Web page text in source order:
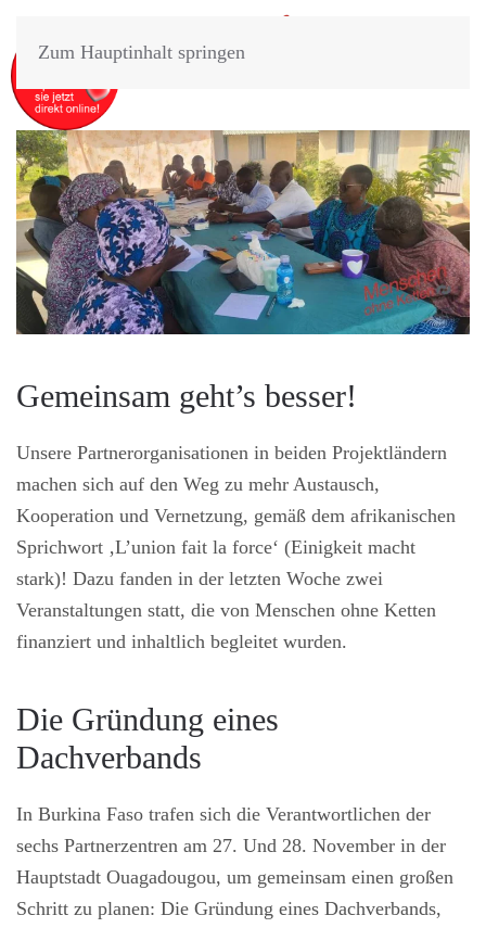
Zum Hauptinhalt springen
Gemeinsam geht’s besser!
Unsere Partnerorganisationen in beiden Projektländern
machen sich auf den Weg zu mehr Austausch,
Kooperation und Vernetzung, gemäß dem afrikanischen
Sprichwort ‚L’union fait la force‘ (Einigkeit macht
stark)! Dazu fanden in der letzten Woche zwei
Veranstaltungen statt, die von Menschen ohne Ketten
finanziert und inhaltlich begleitet wurden.
Die Gründung eines
Dachverbands
In Burkina Faso trafen sich die Verantwortlichen der
sechs Partnerzentren am 27. Und 28. November in der
Hauptstadt Ouagadougou, um gemeinsam einen großen
Schritt zu planen: Die Gründung eines Dachverbands,